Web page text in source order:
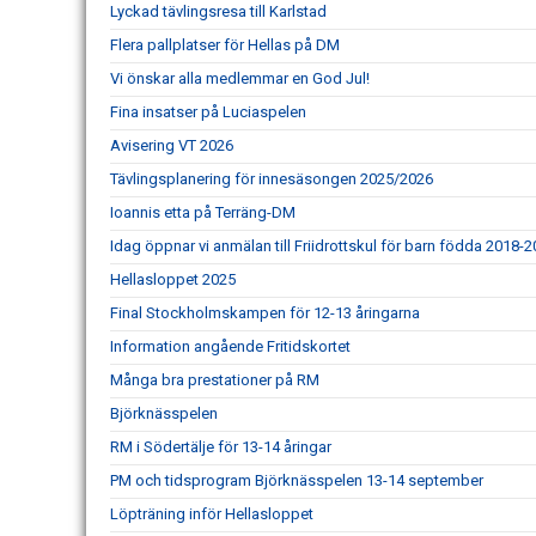
Lyckad tävlingsresa till Karlstad
Flera pallplatser för Hellas på DM
Vi önskar alla medlemmar en God Jul!
Fina insatser på Luciaspelen
Avisering VT 2026
Tävlingsplanering för innesäsongen 2025/2026
Ioannis etta på Terräng-DM
Idag öppnar vi anmälan till Friidrottskul för barn födda 2018-
Hellasloppet 2025
Final Stockholmskampen för 12-13 åringarna
Information angående Fritidskortet
Många bra prestationer på RM
Björknässpelen
RM i Södertälje för 13-14 åringar
PM och tidsprogram Björknässpelen 13-14 september
Löpträning inför Hellasloppet